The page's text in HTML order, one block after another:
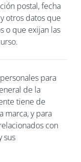
postal, fecha
otros datos que
o que exijan las
para
de la
tiene de
marca, y para
con
sus